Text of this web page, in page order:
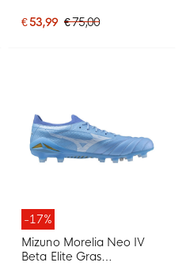
€ 53,99 € 75,00
-17%
Mizuno Morelia Neo IV
Beta Elite Gras